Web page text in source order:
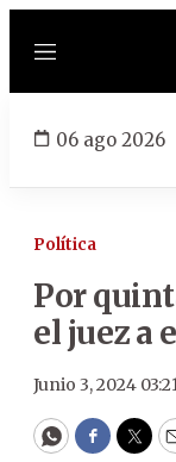
Menú
06 ago 2026
Política
Por
el juez a
Junio 3, 2024
WhatsApp